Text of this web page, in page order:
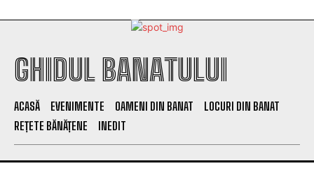
GHIDUL BANATULUI
ACASĂ EVENIMENTE OAMENI DIN BANAT
LOCURI DIN BANAT
REȚETE BĂNĂȚENE
INEDIT